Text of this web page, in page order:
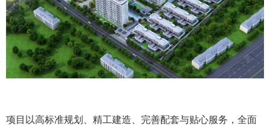
项目以高标准规划、精工建造、完善配套与贴心服务，全面